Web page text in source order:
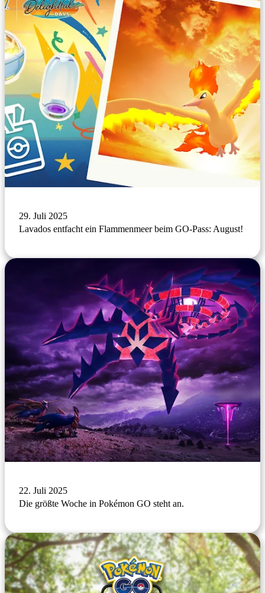
29. Juli 2025
Lavados entfacht ein Flammenmeer beim GO-Pass: August!
22. Juli 2025
Die größte Woche in Pokémon GO steht an.